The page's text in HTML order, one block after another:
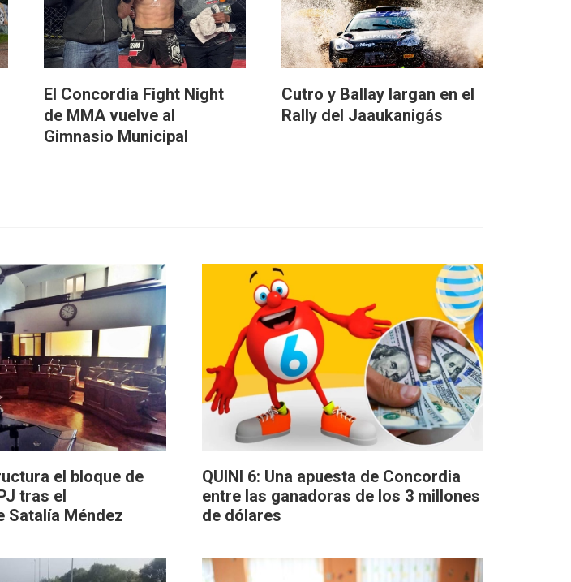
El Concordia Fight Night
de MMA vuelve al
Gimnasio Municipal
Cutro y Ballay largan en el
Rally del Jaaukanigás
el bloque de
tras el
Satalía Méndez
QUINI 6: Una apuesta de Concordia
entre las ganadoras de los 3 millones
de dólares